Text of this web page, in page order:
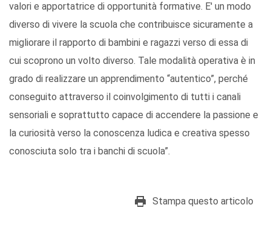
valori e apportatrice di opportunità formative. E' un modo
diverso di vivere la scuola che contribuisce sicuramente a
migliorare il rapporto di bambini e ragazzi verso di essa di
cui scoprono un volto diverso. Tale modalità operativa è in
grado di realizzare un apprendimento “autentico”, perché
conseguito attraverso il coinvolgimento di tutti i canali
sensoriali e soprattutto capace di accendere la passione e
la curiosità verso la conoscenza ludica e creativa spesso
conosciuta solo tra i banchi di scuola”.
Stampa questo articolo